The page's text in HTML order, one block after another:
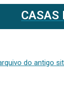
CASAS
do antigo